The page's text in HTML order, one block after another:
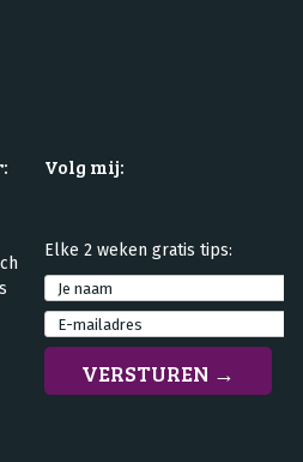
Volg mij:
Elke 2 weken gratis tips: